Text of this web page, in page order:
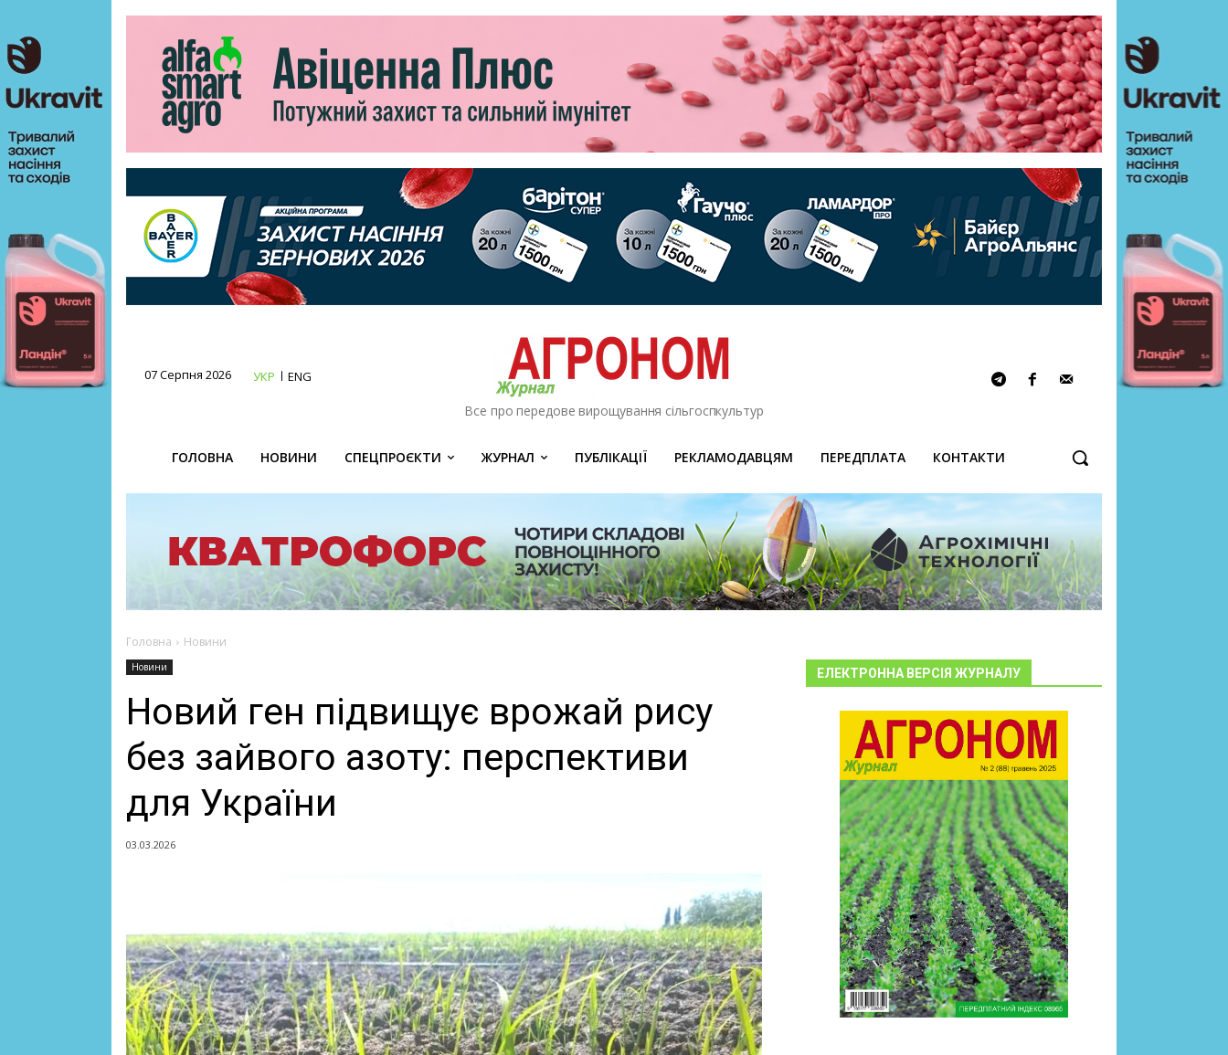
07 Серпня 2026 УКР ENG
Все про передове вирощування сільгоспкультур
ГОЛОВНА НОВИНИ СПЕЦПРОЄКТИ ЖУРНАЛ ПУБЛІКАЦІЇ РЕКЛАМОДАВЦЯМ ПЕРЕДПЛАТА КОНТАКТИ
Головна Новини
Новини
Новий ген підвищує врожай рису
без зайвого азоту: перспективи
для України
03.03.2026
ЕЛЕКТРОННА ВЕРСІЯ ЖУРНАЛУ